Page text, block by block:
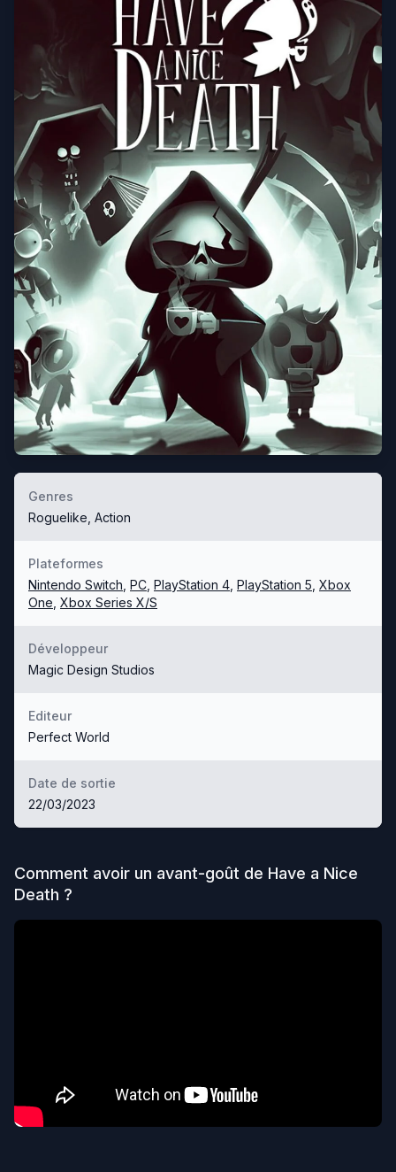
Genres
Roguelike, Action
Plateformes
Nintendo Switch PC PlayStation 4 PlayStation 5 Xbox
One Xbox Series X/S
Développeur
Magic Design Studios
Editeur
Perfect World
Date de sortie
22/03/2023
Comment avoir un avant-goût de Have a Nice
Death ?